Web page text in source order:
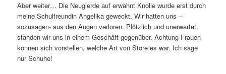
Aber weiter… Die Neugierde auf erwähnt Knolle wurde erst durch
meine Schulfreundin Angelika geweckt. Wir hatten uns –
sozusagen- aus den Augen verloren. Plötzlich und unerwartet
standen wir uns in einem Geschäft gegenüber. Achtung Frauen
können sich vorstellen, welche Art von Store es war. Ich sage
nur Schuhe!